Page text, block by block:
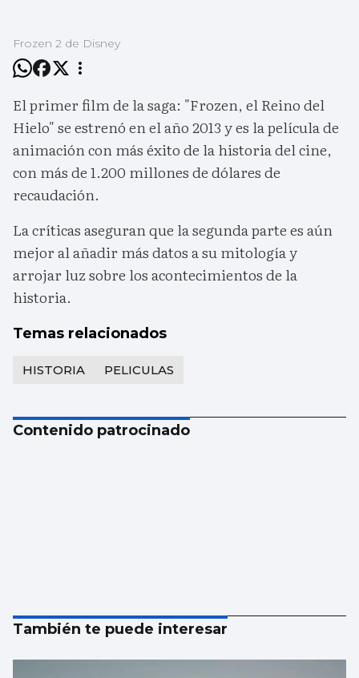
Frozen 2 de Disney
El primer film de la saga: "Frozen, el Reino del
Hielo" se estrenó en el año 2013 y es la película de
animación con más éxito de la historia del cine,
con más de 1.200 millones de dólares de
recaudación.
La críticas aseguran que la segunda parte es aún
mejor al añadir más datos a su mitología y
arrojar luz sobre los acontecimientos de la
historia.
Temas relacionados
HISTORIA PELICULAS
Contenido patrocinado
También te puede interesar